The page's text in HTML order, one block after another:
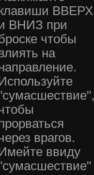
ВВЕРХ
ВНИЗ при
чтобы
на
врагов.
ввиду